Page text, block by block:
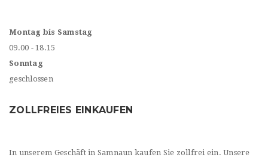
Montag bis Samstag
09.00 - 18.15
Sonntag
geschlossen
ZOLLFREIES EINKAUFEN
In unserem Geschäft in Samnaun kaufen Sie zollfrei ein. Unsere